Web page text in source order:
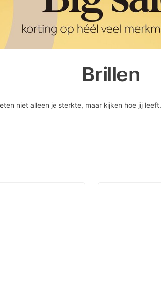
Brillen
niet alleen je sterkte, maar kijken hoe jij leeft.